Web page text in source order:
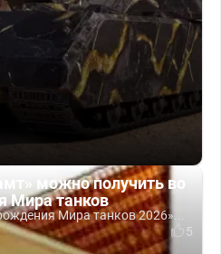
можно получить во
Мира танков
Мира танков 2026»...
5